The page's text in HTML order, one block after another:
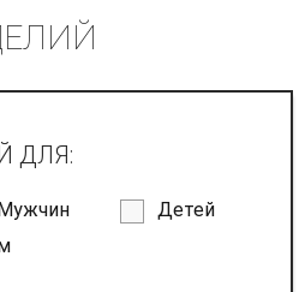
ДЛЯ:
Детей